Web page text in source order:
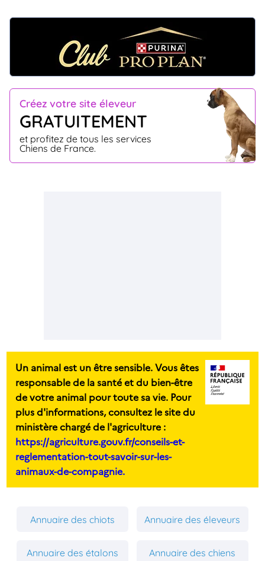
Créez votre site éleveur
GRATUITEMENT
et profitez de tous les services
Chiens de France.
Un animal est un être sensible. Vous êtes
responsable de la santé et du bien-être
de votre animal pour toute sa vie. Pour
plus d'informations, consultez le site du
ministère chargé de l'agriculture :
https://agriculture.gouv.fr/conseils-et-
reglementation-tout-savoir-sur-les-
animaux-de-compagnie.
Annuaire des chiots Annuaire des éleveurs
Annuaire des étalons Annuaire des chiens